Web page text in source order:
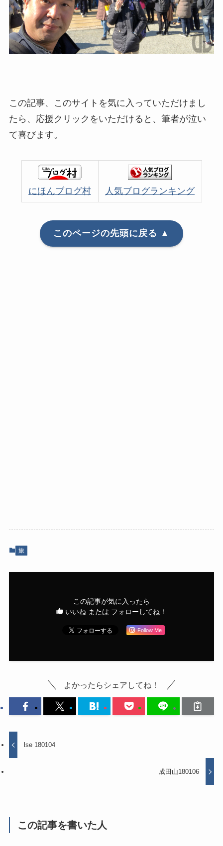
この記事、このサイトを気に入っていただけまし
たら、応援クリックをいただけると、筆者が泣い
て喜びます。
にほんブログ村 人気ブログランキング
このページの先頭に戻る ▲
旅
この記事が気に入ったら
いいね または フォローしてね！
Follow Me
よかったらシェアしてね！
lse 180104
成田山180106
この記事を書いた人